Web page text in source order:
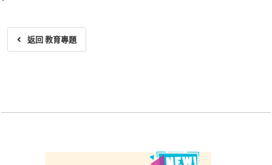
返回 教育專題